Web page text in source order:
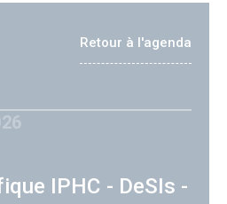
Retour à l'agenda
IPHC - DeSIs -